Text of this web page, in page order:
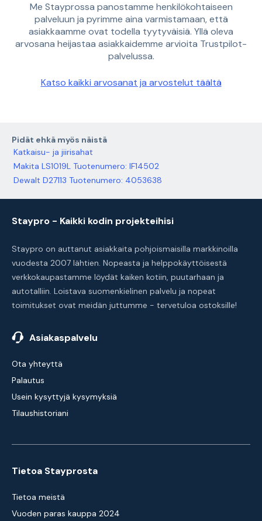
Me Stayprossa panostamme henkilökohtaiseen
palveluun ja pyrimme aina varmistamaan, että
asiakkaamme ovat todella tyytyväisiä. Yllä oleva
arvosana heijastaa asiakkaidemme arvioita Trustpilot-
palvelussa.
Katso kaikki arvosanat ja arvostelut täältä
Pidät ehkä myös näistä
Katkaisu- ja jiirisahat
Makita LS1019L Tuotenumero: IF14502
Dewalt D27113 Tuotenumero: 4053638
Staypro - Kaikki kodin projekteihisi
Staypro on auttanut asiakkaita pohjoismaisilla markkinoilla
vuodesta 2007 lähtien. Nopeasta ja helppokäyttöisestä
verkkokaupastamme löydät kaiken kotiin, puutarhaan ja
autotalliin. Loistava suomenkielinen palvelu ja nopeat
toimitukset ovat meidän juttumme - tervetuloa ostoksille!
Asiakaspalvelu
Ota yhteyttä
Palautus
Usein kysyttyjä kysymyksiä
Tilaushistoriani
Tietoa Stayprosta
Tietoa meistä
Vuoden paras kauppa 2024